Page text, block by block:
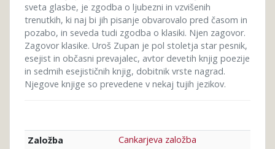
sveta glasbe, je zgodba o ljubezni in vzvišenih
trenutkih, ki naj bi jih pisanje obvarovalo pred časom in
pozabo, in seveda tudi zgodba o klasiki. Njen zagovor.
Zagovor klasike. Uroš Zupan je pol stoletja star pesnik,
esejist in občasni prevajalec, avtor devetih knjig poezije
in sedmih esejističnih knjig, dobitnik vrste nagrad.
Njegove knjige so prevedene v nekaj tujih jezikov.
Založba
Cankarjeva založba